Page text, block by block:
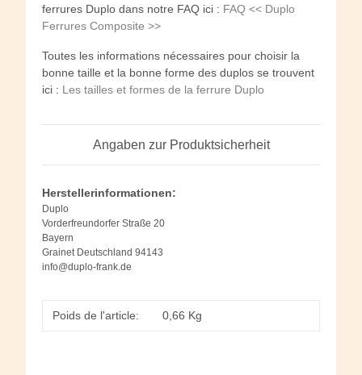
ferrures Duplo dans notre FAQ ici : FAQ << Duplo
Ferrures Composite >>
Toutes les informations nécessaires pour choisir la
bonne taille et la bonne forme des duplos se trouvent
ici : Les tailles et formes de la ferrure Duplo
Angaben zur Produktsicherheit
Herstellerinformationen:
Duplo
Vorderfreundorfer Straße 20
Bayern
Grainet Deutschland 94143
info@duplo-frank.de
Poids de l'article: 0,66 Kg